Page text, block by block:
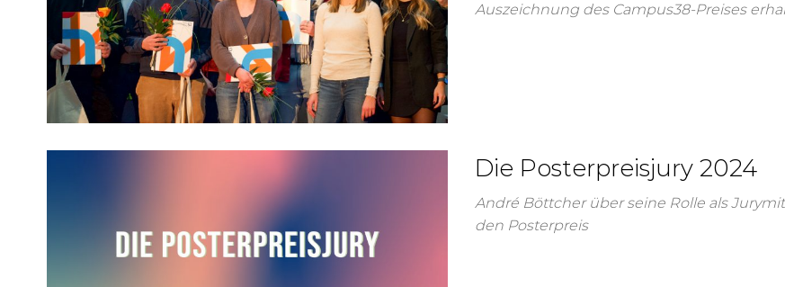
Auszeichnung des Campus38-Preises
Die Posterpreisjury 2024
André Böttcher über seine Rolle als
den Posterpreis